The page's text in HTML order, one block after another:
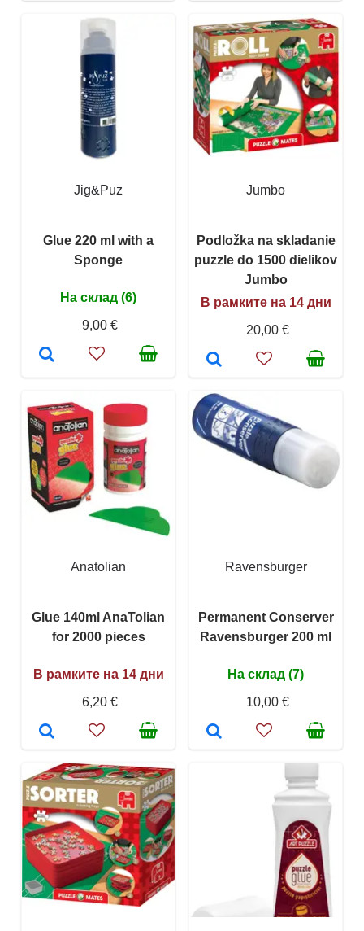
Jig&Puz
Glue 220 ml with a
Sponge
На склад (6)
9,00 €
Jumbo
Podložka na skladanie
puzzle do 1500 dielikov
Jumbo
В рамките на 14 дни
20,00 €
Anatolian
Glue 140ml AnaTolian
for 2000 pieces
В рамките на 14 дни
6,20 €
Ravensburger
Permanent Conserver
Ravensburger 200 ml
На склад (7)
10,00 €